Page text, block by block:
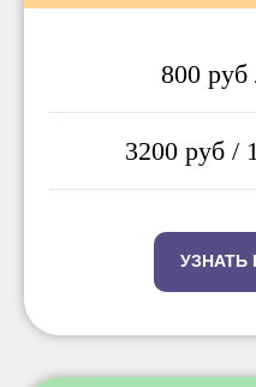
800 руб
3200 руб /
УЗНАТЬ